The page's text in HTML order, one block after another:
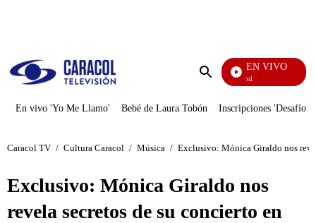
Enviar
EN VIVO
Noticias Caracol
En vivo 'Yo Me Llamo' Bebé de Laura Tobón Inscripciones 'Desafío'
Caracol TV / Cultura Caracol / Música / Exclusivo: Mónica Giraldo nos
Exclusivo: Mónica Giraldo nos
revela secretos de su concierto en